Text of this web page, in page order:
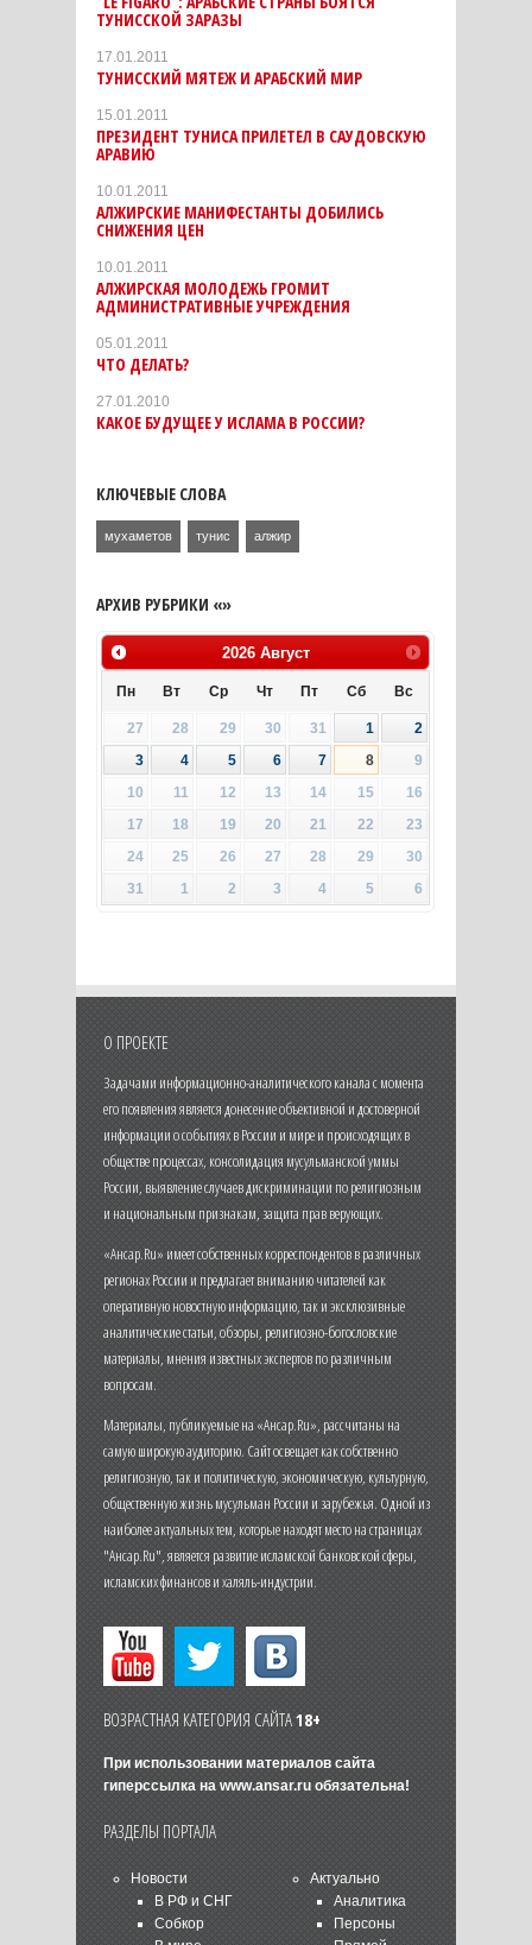
ТУНИССКОЙ ЗАРАЗЫ
17.01.2011
ТУНИССКИЙ МЯТЕЖ И АРАБСКИЙ МИР
15.01.2011
ПРЕЗИДЕНТ ТУНИСА ПРИЛЕТЕЛ В САУДОВСКУЮ
АРАВИЮ
10.01.2011
АЛЖИРСКИЕ МАНИФЕСТАНТЫ ДОБИЛИСЬ
СНИЖЕНИЯ ЦЕН
10.01.2011
АЛЖИРСКАЯ МОЛОДЕЖЬ ГРОМИТ
АДМИНИСТРАТИВНЫЕ УЧРЕЖДЕНИЯ
05.01.2011
ЧТО ДЕЛАТЬ?
27.01.2010
КАКОЕ БУДУЩЕЕ У ИСЛАМА В РОССИИ?
КЛЮЧЕВЫЕ СЛОВА
мухаметов тунис алжир
АРХИВ РУБРИКИ «»
2026 Август
Пн Вт Ср Чт Пт Сб Вс
27 28 29 30 31 1
2
3
4 5 6 7 8
9
10
11 12 13 14 15
16
17
18 19 20 21 22
23
24
25 26 27 28 29
30
31
1 2 3 4 5 6
О ПРОЕКТЕ
Задачами информационно-аналитического канала с момента
его появления является донесение объективной и достоверной
информации о событиях в России и мире и происходящих в
обществе процессах, консолидация мусульманской уммы
России, выявление случаев дискриминации по религиозным
и национальным признакам, защита прав верующих.
«Ансар.Ru» имеет собственных корреспондентов в различных
регионах России и предлагает вниманию читателей как
оперативную новостную информацию, так и эксклюзивные
аналитические статьи, обзоры, религиозно-богословские
материалы, мнения известных экспертов по различным
вопросам.
Материалы, публикуемые на «Ансар.Ru», рассчитаны на
самую широкую аудиторию. Сайт освещает как собственно
религиозную, так и политическую, экономическую, культурную,
общественную жизнь мусульман России и зарубежья. Одной из
наиболее актуальных тем, которые находят место на страницах
"Ансар.Ru", является развитие исламской банковской сферы,
исламских финансов и халяль-индустрии.
ВОЗРАСТНАЯ КАТЕГОРИЯ САЙТА18+
При использовании материалов сайта
гиперссылка на www.ansar.ruобязательна!
РАЗДЕЛЫ ПОРТАЛА
Новости
В РФ и СНГ
Собкор
Актуально
Аналитика
Персоны